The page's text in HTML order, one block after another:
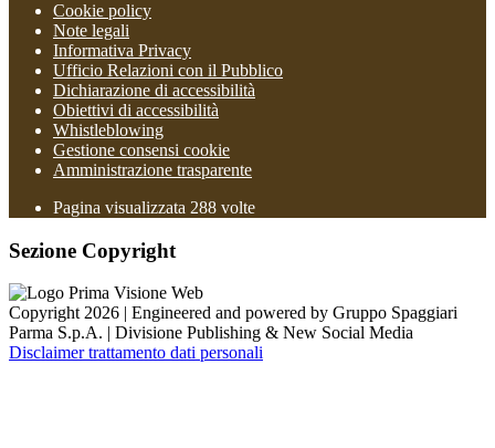
Cookie policy
Note legali
Informativa Privacy
Ufficio Relazioni con il Pubblico
Dichiarazione di accessibilità
Obiettivi di accessibilità
Whistleblowing
Gestione consensi cookie
Amministrazione trasparente
Pagina visualizzata 288 volte
Sezione Copyright
Copyright 2026 | Engineered and powered by Gruppo Spaggiari
Parma S.p.A. | Divisione Publishing & New Social Media
Disclaimer trattamento dati personali